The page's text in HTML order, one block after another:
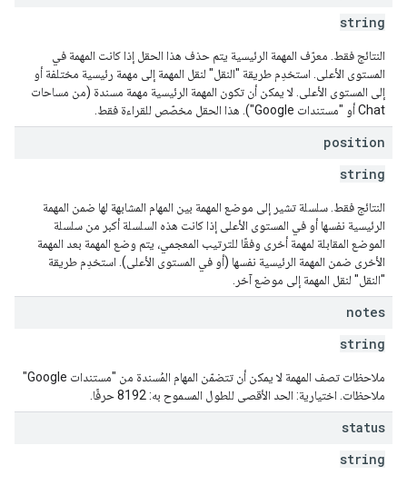
string
النتائج فقط. معرّف المهمة الرئيسية يتم حذف هذا الحقل إذا كانت المهمة في
المستوى الأعلى. استخدِم طريقة "النقل" لنقل المهمة إلى مهمة رئيسية مختلفة أو
إلى المستوى الأعلى. لا يمكن أن تكون المهمة الرئيسية مهمة مسندة (من مساحات
Chat أو "مستندات Google"). هذا الحقل مخصّص للقراءة فقط.
position
string
النتائج فقط. سلسلة تشير إلى موضع المهمة بين المهام المشابهة لها ضمن المهمة
الرئيسية نفسها أو في المستوى الأعلى إذا كانت هذه السلسلة أكبر من سلسلة
الموضع المقابلة لمهمة أخرى وفقًا للترتيب المعجمي، يتم وضع المهمة بعد المهمة
الأخرى ضمن المهمة الرئيسية نفسها (أو في المستوى الأعلى). استخدِم طريقة
"النقل" لنقل المهمة إلى موضع آخر.
notes
string
ملاحظات تصف المهمة لا يمكن أن تتضمّن المهام المُسندة من "مستندات Google"
ملاحظات. اختيارية: الحد الأقصى للطول المسموح به: 8192 حرفًا.
status
string